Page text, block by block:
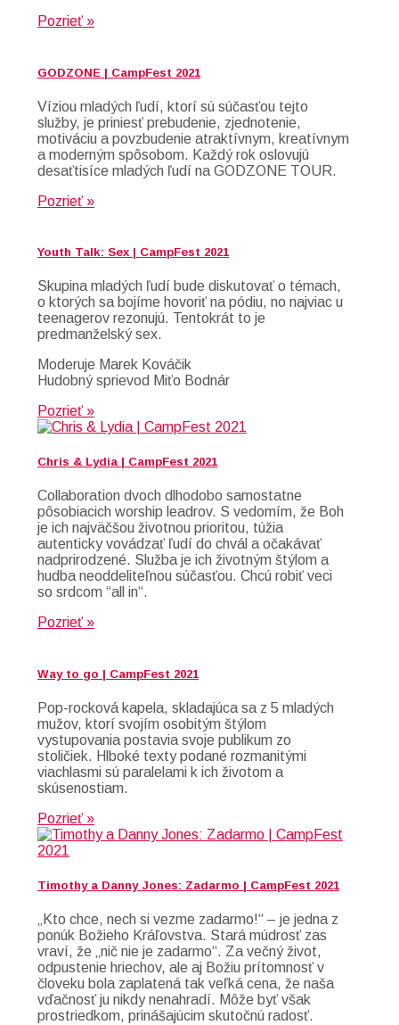
Pozrieť »
GODZONE | CampFest 2021
Víziou mladých ľudí, ktorí sú súčasťou tejto
služby, je priniesť prebudenie, zjednotenie,
motiváciu a povzbudenie atraktívnym, kreatívnym
a moderným spôsobom. Každý rok oslovujú
desaťtisíce mladých ľudí na GODZONE TOUR.
Pozrieť »
Youth Talk: Sex | CampFest 2021
Skupina mladých ľudí bude diskutovať o témach,
o ktorých sa bojíme hovoriť na pódiu, no najviac u
teenagerov rezonujú. Tentokrát to je
predmanželský sex.
Moderuje Marek Kováčik
Hudobný sprievod Miťo Bodnár
Pozrieť »
Chris & Lydia | CampFest 2021
Collaboration dvoch dlhodobo samostatne
pôsobiacich worship leadrov. S vedomím, že Boh
je ich najväčšou životnou prioritou, túžia
autenticky vovádzať ľudí do chvál a očakávať
nadprirodzené. Služba je ich životným štýlom a
hudba neoddeliteľnou súčasťou. Chcú robiť veci
so srdcom “all in“.
Pozrieť »
Way to go | CampFest 2021
Pop-rocková kapela, skladajúca sa z 5 mladých
mužov, ktorí svojím osobitým štýlom
vystupovania postavia svoje publikum zo
stoličiek. Hlboké texty podané rozmanitými
viachlasmi sú paralelami k ich životom a
skúsenostiam.
Pozrieť »
Timothy a Danny Jones: Zadarmo | CampFest 2021
„Kto chce, nech si vezme zadarmo!“ – je jedna z
ponúk Božieho Kráľovstva. Stará múdrosť zas
vraví, že „nič nie je zadarmo“. Za večný život,
odpustenie hriechov, ale aj Božiu prítomnosť v
človeku bola zaplatená tak veľká cena, že naša
vďačnosť ju nikdy nenahradí. Môže byť však
prostriedkom, prinášajúcim skutočnú radosť.